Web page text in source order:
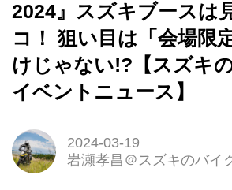
2024』スズキブースは
コ！ 狙い目は「会場限
けじゃない!?【スズキ
イベントニュース】
2024-03-19
岩瀬孝昌＠スズキのバイ